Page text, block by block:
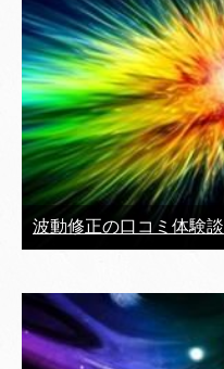
波動修正の口コミ体験談